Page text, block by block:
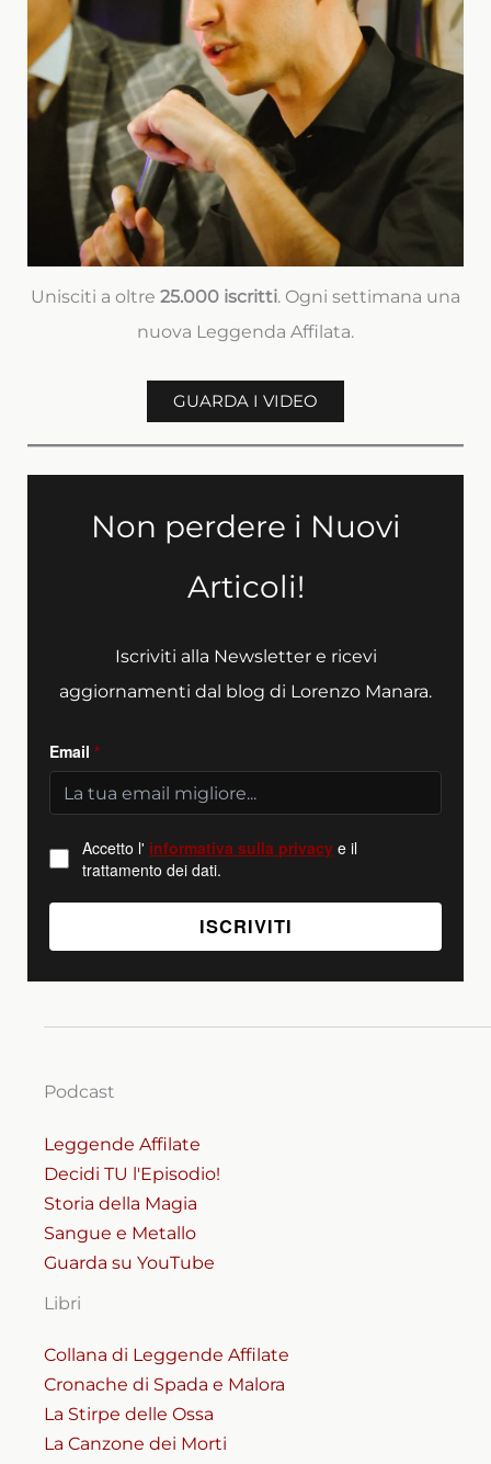
Unisciti a oltre 25.000 iscritti. Ogni settimana una
nuova Leggenda Affilata.
GUARDA I VIDEO
Non perdere i Nuovi
Articoli!
Iscriviti alla Newsletter e ricevi
aggiornamenti dal blog di Lorenzo Manara.
Email*
Accetto l' informativa sulla privacy e il
trattamento dei dati.
Podcast
Leggende Affilate
Decidi TU l'Episodio!
Storia della Magia
Sangue e Metallo
Guarda su YouTube
Libri
Collana di Leggende Affilate
Cronache di Spada e Malora
La Stirpe delle Ossa
La Canzone dei Morti